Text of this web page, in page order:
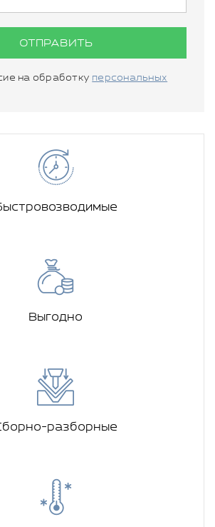
ОТПРАВИТЬ
на обработку персональных
Выгодно
разборные